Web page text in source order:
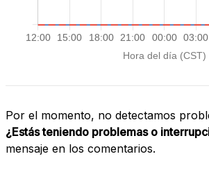
Por el momento, no detectamos
¿Estás teniendo problemas o
mensaje en los comentarios.